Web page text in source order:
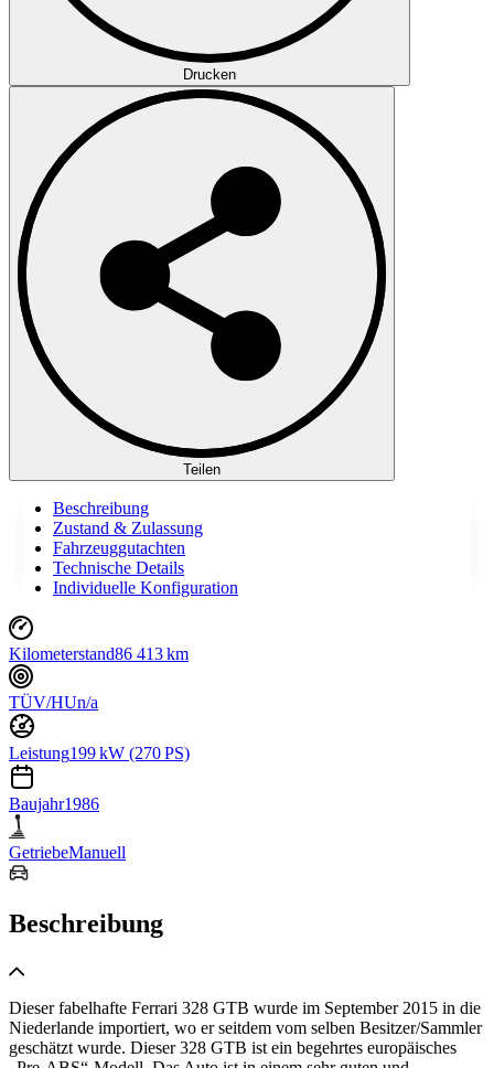
Drucken
Teilen
Beschreibung
Zustand & Zulassung
Fahrzeuggutachten
Technische Details
Individuelle Konfiguration
Kilometerstand86 413 km
TÜV/HUn/a
Leistung199 kW (270 PS)
Baujahr1986
GetriebeManuell
Beschreibung
Dieser fabelhafte Ferrari 328 GTB wurde im September 2015 in die
Niederlande importiert, wo er seitdem vom selben Besitzer/Sammler
geschätzt wurde. Dieser 328 GTB ist ein begehrtes europäisches